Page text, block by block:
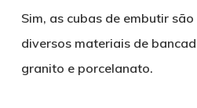
Sim, as cubas de embutir
diversos materiais de
granito e porcelanato.